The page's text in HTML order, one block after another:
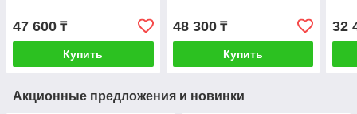
47 600 ₸
Купить
48 300₸
Купить
32
Акционные предложения и новинки